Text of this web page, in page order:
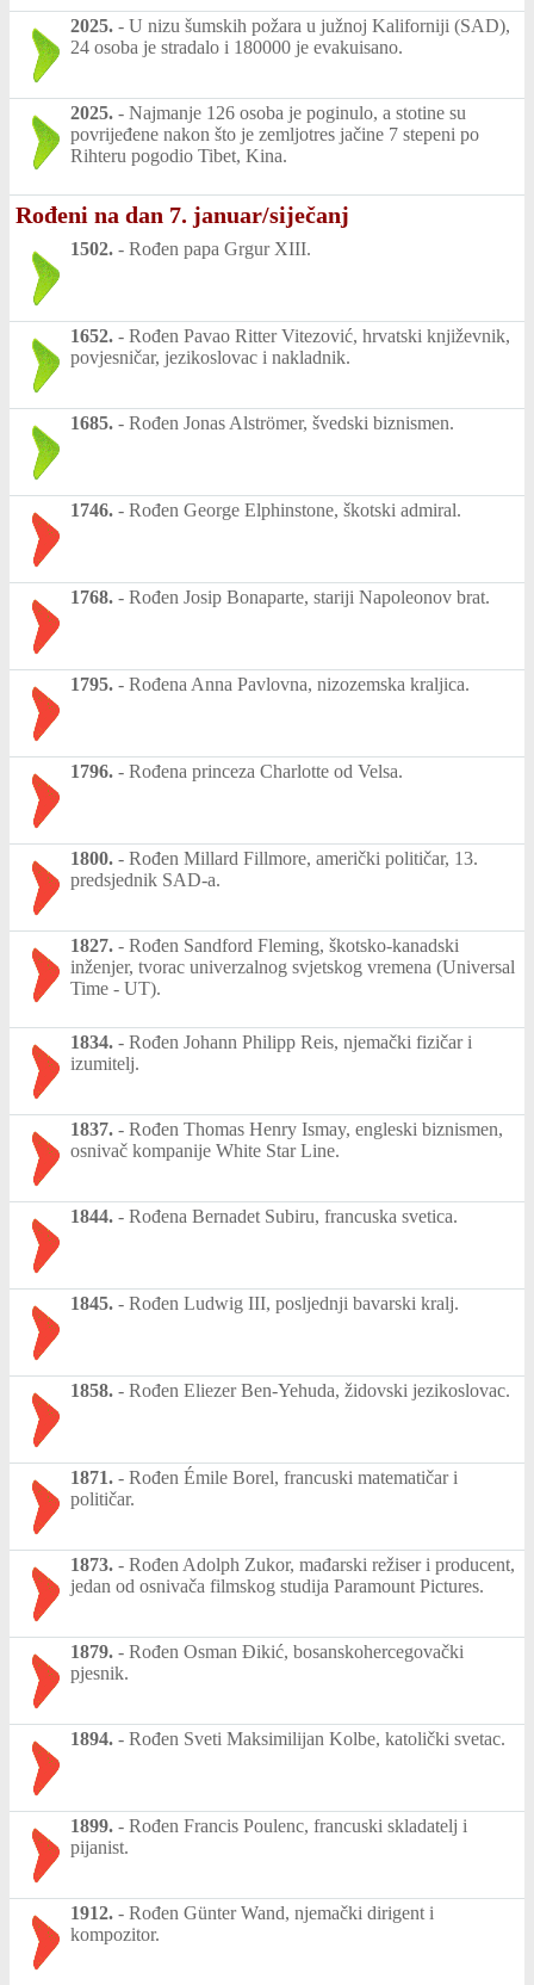
2025. - U nizu šumskih požara u južnoj Kaliforniji (SAD),
24 osoba je stradalo i 180000 je evakuisano.
2025. - Najmanje 126 osoba je poginulo, a stotine su
povrijeđene nakon što je zemljotres jačine 7 stepeni po
Rihteru pogodio Tibet, Kina.
Rođeni na dan 7. januar/siječanj
1502. - Rođen papa Grgur XIII.
1652. - Rođen Pavao Ritter Vitezović, hrvatski književnik,
povjesničar, jezikoslovac i nakladnik.
1685. - Rođen Jonas Alströmer, švedski biznismen.
1746. - Rođen George Elphinstone, škotski admiral.
1768. - Rođen Josip Bonaparte, stariji Napoleonov brat.
1795. - Rođena Anna Pavlovna, nizozemska kraljica.
1796. - Rođena princeza Charlotte od Velsa.
1800. - Rođen Millard Fillmore, američki političar, 13.
predsjednik SAD-a.
1827. - Rođen Sandford Fleming, škotsko-kanadski
inženjer, tvorac univerzalnog svjetskog vremena (Universal
Time - UT).
1834. - Rođen Johann Philipp Reis, njemački fizičar i
izumitelj.
1837. - Rođen Thomas Henry Ismay, engleski biznismen,
osnivač kompanije White Star Line.
1844. - Rođena Bernadet Subiru, francuska svetica.
1845. - Rođen Ludwig III, posljednji bavarski kralj.
1858. - Rođen Eliezer Ben-Yehuda, židovski jezikoslovac.
1871. - Rođen Émile Borel, francuski matematičar i
političar.
1873. - Rođen Adolph Zukor, mađarski režiser i producent,
jedan od osnivača filmskog studija Paramount Pictures.
1879. - Rođen Osman Đikić, bosanskohercegovački
pjesnik.
1894. - Rođen Sveti Maksimilijan Kolbe, katolički svetac.
1899. - Rođen Francis Poulenc, francuski skladatelj i
pijanist.
1912. - Rođen Günter Wand, njemački dirigent i
kompozitor.